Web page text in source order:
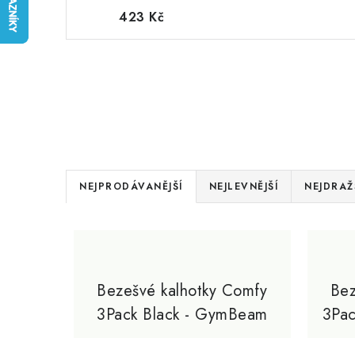
423 Kč
Ř
a
NEJPRODÁVANĚJŠÍ NEJLEVNĚJŠÍ
Bezešvé kalhotky Comfy
3Pack Black - GymBeam